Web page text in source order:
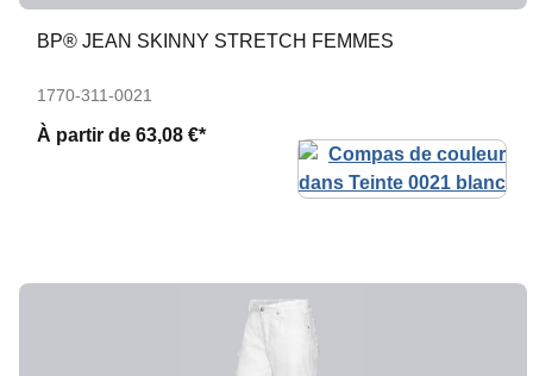
BP® JEAN SKINNY STRETCH FEMMES
1770-311-0021
À partir de 63,08 €*